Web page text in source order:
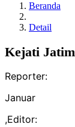
Beranda
Detail
Kejati
Reporter:
Januar
,Editor: